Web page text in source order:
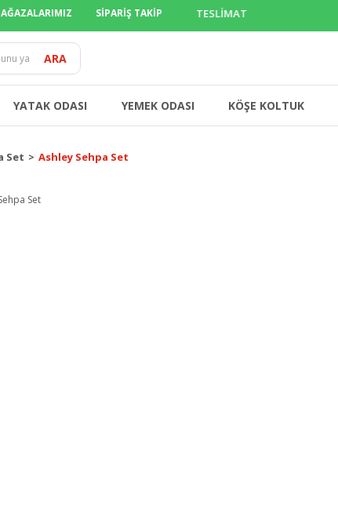
SİPARİŞ TAKİP
TÜM İLLERE TESLİMAT
ARA
YATAK ODASI YEMEK ODASI KÖŞE KOLTUK
Set Ashley Sehpa Set